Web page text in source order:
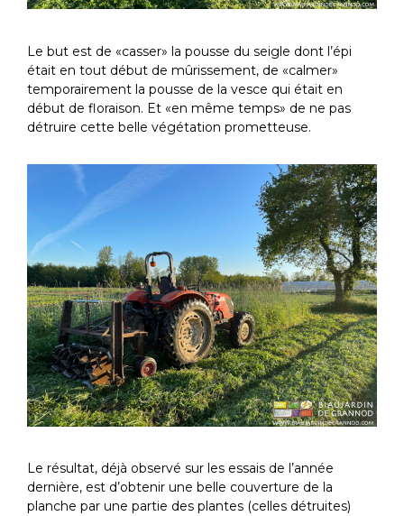
Le but est de «casser» la pousse du seigle dont l’épi
était en tout début de mûrissement, de «calmer»
temporairement la pousse de la vesce qui était en
début de floraison. Et «en même temps» de ne pas
détruire cette belle végétation prometteuse.
Le résultat, déjà observé sur les essais de l’année
dernière, est d’obtenir une belle couverture de la
planche par une partie des plantes (celles détruites)